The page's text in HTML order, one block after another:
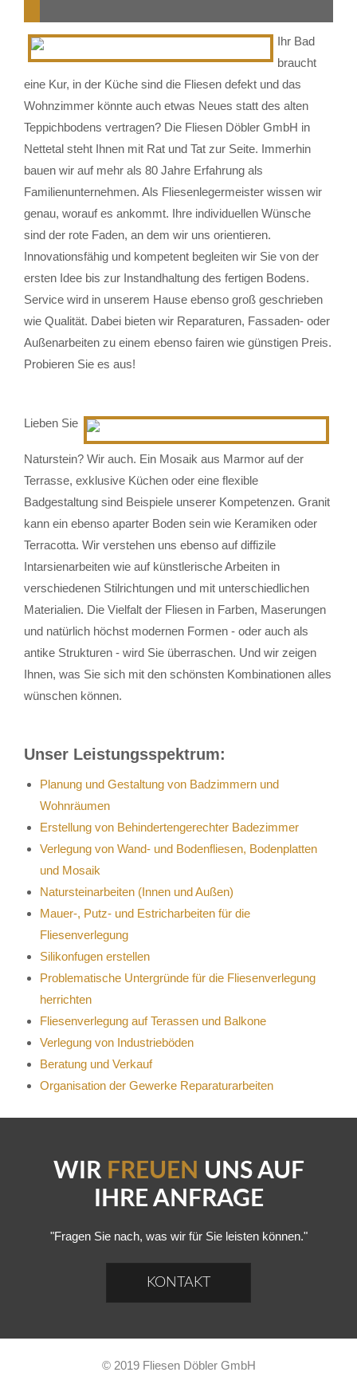
Ihr Bad
braucht
eine Kur, in der Küche sind die Fliesen defekt und das
Wohnzimmer könnte auch etwas Neues statt des alten
Teppichbodens vertragen? Die Fliesen Döbler GmbH in
Nettetal steht Ihnen mit Rat und Tat zur Seite. Immerhin
bauen wir auf mehr als 80 Jahre Erfahrung als
Familienunternehmen. Als Fliesenlegermeister wissen wir
genau, worauf es ankommt. Ihre individuellen Wünsche
sind der rote Faden, an dem wir uns orientieren.
Innovationsfähig und kompetent begleiten wir Sie von der
ersten Idee bis zur Instandhaltung des fertigen Bodens.
Service wird in unserem Hause ebenso groß geschrieben
wie Qualität. Dabei bieten wir Reparaturen, Fassaden- oder
Außenarbeiten zu einem ebenso fairen wie günstigen Preis.
Probieren Sie es aus!
Lieben Sie
Naturstein? Wir auch. Ein Mosaik aus Marmor auf der
Terrasse, exklusive Küchen oder eine flexible
Badgestaltung sind Beispiele unserer Kompetenzen. Granit
kann ein ebenso aparter Boden sein wie Keramiken oder
Terracotta. Wir verstehen uns ebenso auf diffizile
Intarsienarbeiten wie auf künstlerische Arbeiten in
verschiedenen Stilrichtungen und mit unterschiedlichen
Materialien. Die Vielfalt der Fliesen in Farben, Maserungen
und natürlich höchst modernen Formen - oder auch als
antike Strukturen - wird Sie überraschen. Und wir zeigen
Ihnen, was Sie sich mit den schönsten Kombinationen alles
wünschen können.
Unser Leistungsspektrum:
Planung und Gestaltung von Badzimmern und
Wohnräumen
Erstellung von Behindertengerechter Badezimmer
Verlegung von Wand- und Bodenfliesen, Bodenplatten
und Mosaik
Natursteinarbeiten (Innen und Außen)
Mauer-, Putz- und Estricharbeiten für die
Fliesenverlegung
Silikonfugen erstellen
Problematische Untergründe für die Fliesenverlegung
herrichten
Fliesenverlegung auf Terassen und Balkone
Verlegung von Industrieböden
Beratung und Verkauf
Organisation der Gewerke Reparaturarbeiten
WIR FREUEN UNS AUF
IHRE ANFRAGE
"Fragen Sie nach, was wir für Sie leisten können."
KONTAKT
© 2019 Fliesen Döbler GmbH